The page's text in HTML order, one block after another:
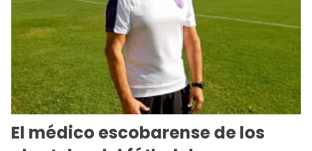
El médico escobarense de los